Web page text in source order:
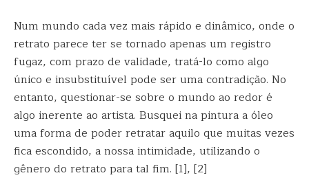
Num mundo cada vez mais rápido e dinâmico, onde o
retrato parece ter se tornado apenas um registro
fugaz, com prazo de validade, tratá-lo como algo
único e insubstituível pode ser uma contradição. No
entanto, questionar-se sobre o mundo ao redor é
algo inerente ao artista. Busquei na pintura a óleo
uma forma de poder retratar aquilo que muitas vezes
fica escondido, a nossa intimidade, utilizando o
gênero do retrato para tal fim. [1], [2]